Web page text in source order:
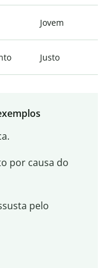
Jovem
Justo
por causa do
pelo